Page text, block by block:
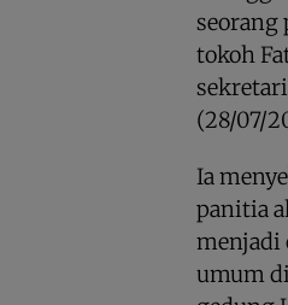
seorang
tokoh
(28/07/
Ia
panitia
menjadi
umum